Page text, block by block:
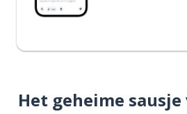
Het geheime